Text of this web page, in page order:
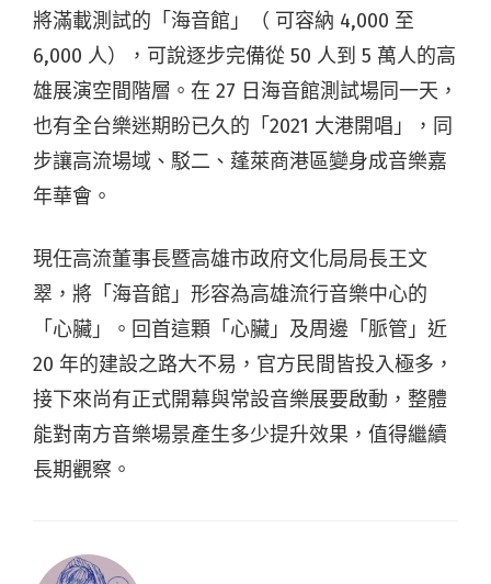
將滿載測試的「海音館」（ 可容納 4,000 至
6,000 人），可說逐步完備從 50 人到 5 萬人的高
雄展演空間階層。在 27 日海音館測試場同一天，
也有全台樂迷期盼已久的「2021 大港開唱」，同
步讓高流場域、駁二、蓬萊商港區變身成音樂嘉
年華會。
現任高流董事長暨高雄市政府文化局局長王文
翠，將「海音館」形容為高雄流行音樂中心的
「心臟」。回首這顆「心臟」及周邊「脈管」近
20 年的建設之路大不易，官方民間皆投入極多，
接下來尚有正式開幕與常設音樂展要啟動，整體
能對南方音樂場景產生多少提升效果，值得繼續
長期觀察。